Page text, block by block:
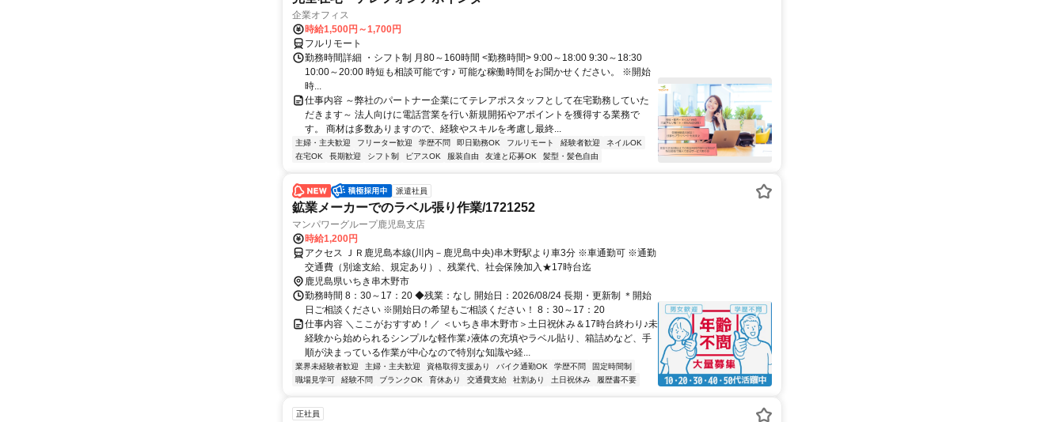
企業オフィス
時給1,500円～1,700円
フルリモート
勤務時間詳細 ・シフト制 月80～160時間 <勤務時間> 9:00～18:00 9:30～18:30
10:00～20:00 時短も相談可能です♪ 可能な稼働時間をお聞かせください。 ※開始
時...
仕事内容 ～弊社のパートナー企業にてテレアポスタッフとして在宅勤務していた
だきます～ 法人向けに電話営業を行い新規開拓やアポイントを獲得する業務で
す。 商材は多数ありますので、経験やスキルを考慮し最終...
主婦・主夫歓迎 フリーター歓迎 学歴不問 即日勤務OK フルリモート 経験者歓迎
ネイルOK
在宅OK
長期歓迎 シフト制 ピアスOK 服装自由 友達と応募OK 髪型・髪色自由
派遣社員
鉱業メーカーでのラベル張り作業/1721252
マンパワーグループ鹿児島支店
時給1,200円
アクセス ＪＲ鹿児島本線(川内－鹿児島中央)串木野駅より車3分 ※車通勤可 ※通勤
交通費（別途支給、規定あり）、残業代、社会保険加入★17時台迄
鹿児島県いちき串木野市
勤務時間 8：30～17：20 ◆残業：なし 開始日：2026/08/24 長期・更新制 ＊開始
日ご相談ください ※開始日の希望もご相談ください！ 8：30～17：20
仕事内容 ＼ここがおすすめ！／ ＜いちき串木野市＞土日祝休み＆17時台終わり♪未
経験から始められるシンプルな軽作業♪液体の充填やラベル貼り、箱詰めなど、手
順が決まっている作業が中心なので特別な知識や経...
業界未経験者歓迎 主婦・主夫歓迎 資格取得支援あり バイク通勤OK 学歴不問
固定時間制
職場見学可
経験不問 ブランクOK 育休あり 交通費支給 社割あり 土日祝休み 履歴書不要
正社員